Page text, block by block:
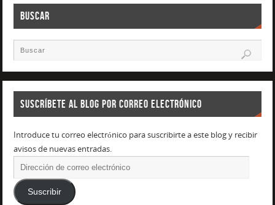
BUSCAR
SUSCRÍBETE AL BLOG POR CORREO ELECTRÓNICO
Introduce tu correo electrónico para suscribirte a este blog y recibir
avisos de nuevas entradas.
Suscribir